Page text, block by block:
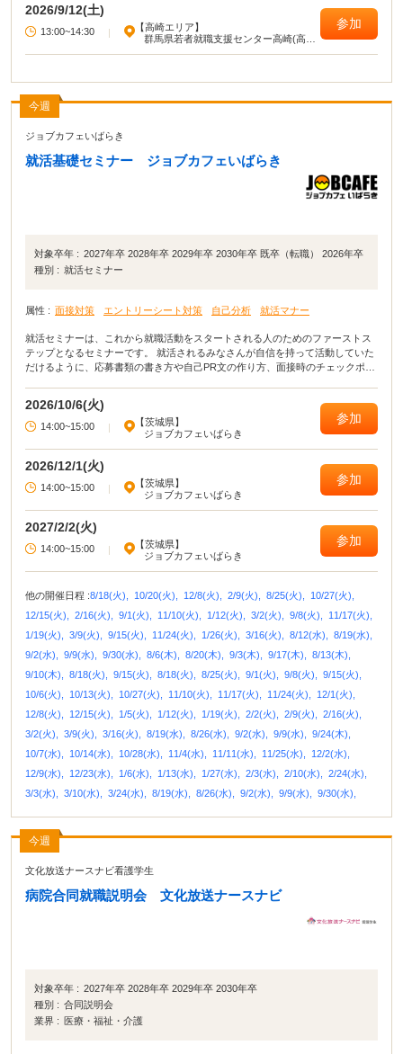
2026/9/12(土)
13:00~14:30 |
【高崎エリア】
群馬県若者就職支援センター高崎(高崎
参加
今週
ジョブカフェいばらき
就活基礎セミナー ジョブカフェいばらき
対象卒年 : 2027年卒 2028年卒 2029年卒 2030年卒 既卒（転職） 2026年卒
種別 : 就活セミナー
属性 : 面接対策 エントリーシート対策 自己分析 就活マナー
就活セミナーは、これから就職活動をスタートされる人のためのファーストス
テップとなるセミナーです。 就活されるみなさんが自信を持って活動していた
だけるように、応募書類の書き方や自己PR文の作り方、面接時のチェックポイ
2026/10/6(火)
14:00~15:00 |
【茨城県】
ジョブカフェいばらき
参加
2026/12/1(火)
14:00~15:00 |
【茨城県】
ジョブカフェいばらき
参加
2027/2/2(火)
14:00~15:00 |
【茨城県】
ジョブカフェいばらき
参加
他の開催日程 :8/18(火), 10/20(火), 12/8(火), 2/9(火), 8/25(火),
10/27(火),
12/15(火),
2/16(火), 9/1(火), 11/10(火), 1/12(火), 3/2(火), 9/8(火),
11/17(火),
1/19(火),
3/9(火), 9/15(火), 11/24(火), 1/26(火), 3/16(火), 8/12(水),
8/19(水),
9/2(水),
9/9(水), 9/30(水), 8/6(木), 8/20(木), 9/3(木), 9/17(木),
8/13(木),
9/10(木),
8/18(火), 9/15(火), 8/18(火), 8/25(火), 9/1(火), 9/8(火),
9/15(火),
10/6(火),
10/13(火), 10/27(火), 11/10(火), 11/17(火), 11/24(火),
12/1(火),
12/8(火),
12/15(火), 1/5(火), 1/12(火), 1/19(火), 2/2(火), 2/9(火),
2/16(火),
3/2(火),
3/9(火), 3/16(火), 8/19(水), 8/26(水), 9/2(水), 9/9(水),
9/24(木),
10/7(水),
10/14(水), 10/28(水), 11/4(水), 11/11(水), 11/25(水),
12/2(水),
12/9(水),
12/23(水), 1/6(水), 1/13(水), 1/27(水), 2/3(水), 2/10(水),
2/24(水),
3/3(水),
3/10(水), 3/24(水), 8/19(水), 8/26(水), 9/2(水), 9/9(水), 9/30(水),
今週
文化放送ナースナビ看護学生
病院合同就職説明会 文化放送ナースナビ
対象卒年 : 2027年卒 2028年卒 2029年卒 2030年卒
種別 : 合同説明会
業界 :
医療・福祉・介護